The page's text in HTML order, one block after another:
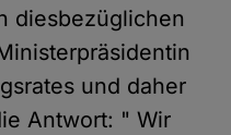
diesbezüglichen
und daher
Antwort: " Wir